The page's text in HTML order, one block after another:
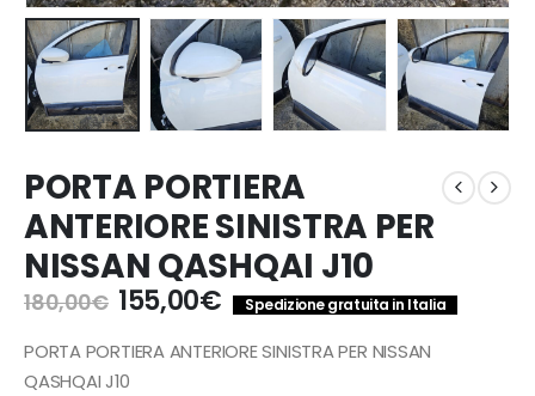
PORTA PORTIERA
ANTERIORE SINISTRA PER
NISSAN QASHQAI J10
180,00€ Il
prezzo
originale
era:
155,00€Il
prezzo
attuale
Spedizione gratuita in Italia
PORTA PORTIERA ANTERIORE SINISTRA PER NISSAN
QASHQAI J10